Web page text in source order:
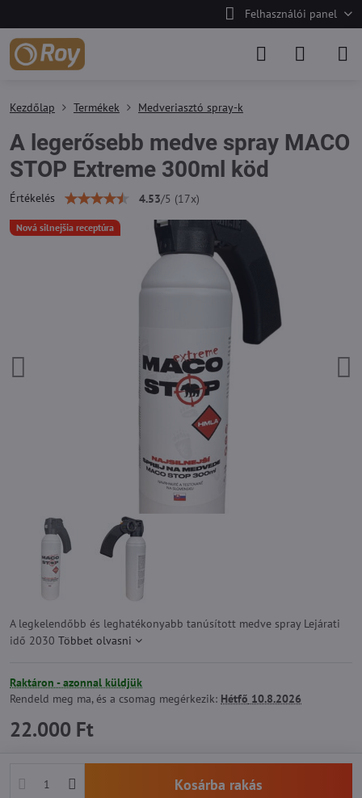
Felhasználói panel
Nová silnejšia receptúra
Kezdőlap Termékek Medveriasztó spray-k
A legerősebb medve spray MACO
STOP Extreme 300ml köd
Értékelés 4.53/5 (17x)
A legkelendőbb és leghatékonyabb tanúsított medve spray Lejárati
idő 2030 Többet olvasni
Raktáron - azonnal küldjük
Rendeld meg ma, és a csomag megérkezik: Hétfő 10.8.2026
22.000 Ft
Kosárba rakás